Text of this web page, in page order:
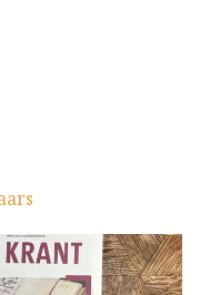
Pagina